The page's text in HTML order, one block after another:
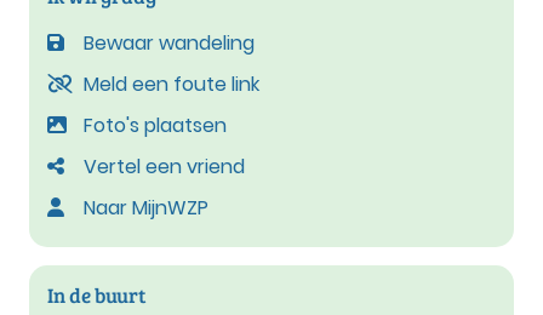
Bewaar wandeling
Meld een foute link
Foto's plaatsen
Vertel een vriend
Naar MijnWZP
In de buurt